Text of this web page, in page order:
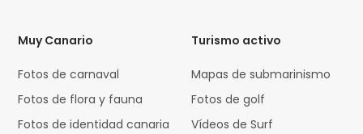
Muy Canario
Fotos de carnaval
Fotos de flora y fauna
Fotos de identidad canaria
Turismo activo
Mapas de submarinismo
Fotos de golf
Vídeos de Surf